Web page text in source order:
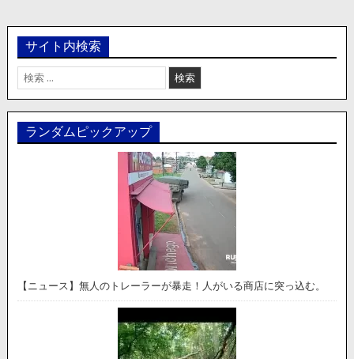
サイト内検索
検
索:
ランダムピックアップ
【ニュース】無人のトレーラーが暴走！人がいる商店に突っ込む。